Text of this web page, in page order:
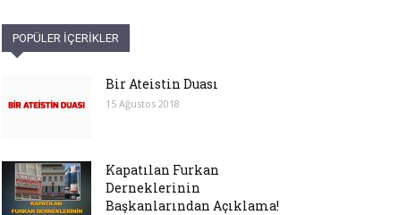
POPÜLER İÇERİKLER
Bir Ateistin Duası
15 Ağustos 2018
Kapatılan Furkan
Derneklerinin
Başkanlarından Açıklama!